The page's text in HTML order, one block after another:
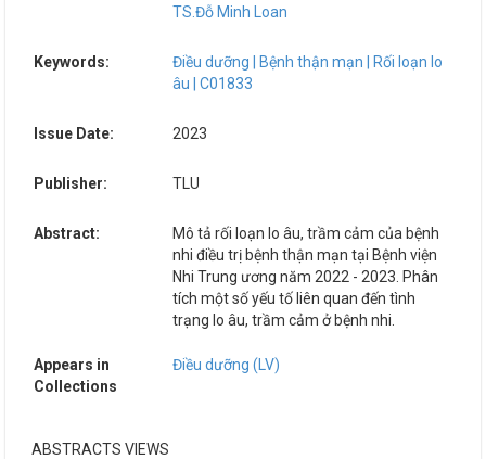
TS.Đỗ Minh Loan
Keywords:
Điều dưỡng | Bệnh thận mạn | Rối loạn lo
âu | C01833
Issue Date: 2023
Publisher: TLU
Abstract:
Mô tả rối loạn lo âu, trầm cảm của bệnh
nhi điều trị bệnh thận mạn tại Bệnh viện
Nhi Trung ương năm 2022 - 2023. Phân
tích một số yếu tố liên quan đến tình
trạng lo âu, trầm cảm ở bệnh nhi.
Appears in
Collections
Điều dưỡng (LV)
ABSTRACTS VIEWS